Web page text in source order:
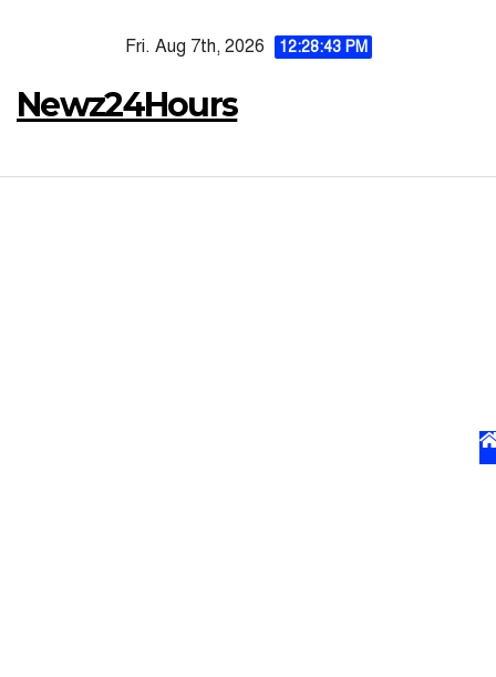
Fri. Aug 7th, 2026 12:28:44 PM
Newz24Hours